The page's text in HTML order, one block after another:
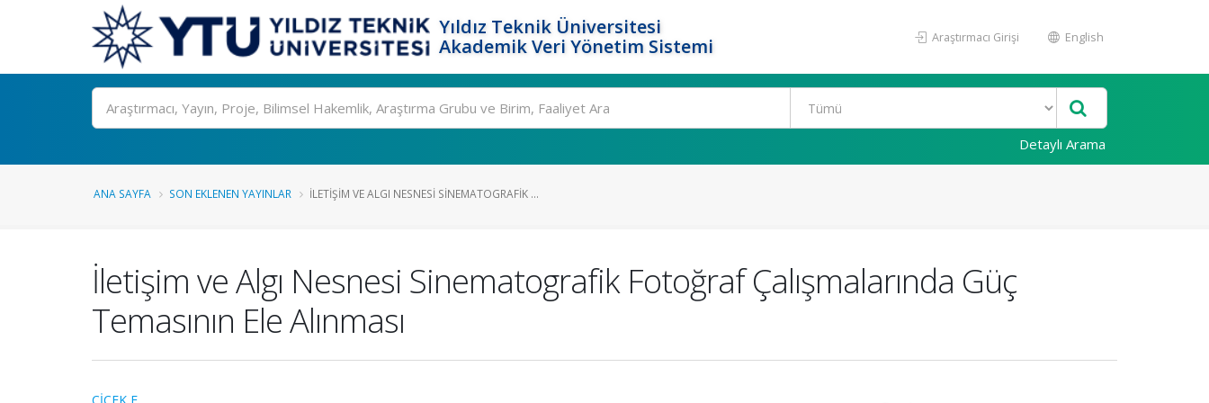
Yıldız Teknik Üniversitesi
Akademik Veri Yönetim Sistemi
Araştırmacı Girişi English
Ara
Detaylı Arama
ANA SAYFA SON EKLENEN YAYINLAR İLETIŞIM VE ALGI NESNESI SINEMATOGRAFIK ...
İletişim ve Algı Nesnesi Sinematografik Fotoğraf Çalışmalarında Güç
Temasının Ele Alınması